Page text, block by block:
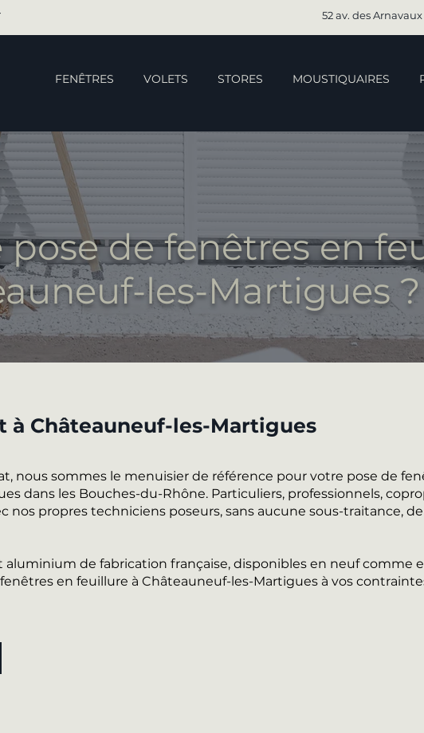
52 av. des Arnavaux
FENÊTRES VOLETS STORES MOUSTIQUAIRES
de fenêtres en
les-Martigues ?
à Châteauneuf-les-Martigues
nous sommes le menuisier de référence pour votre pose de
dans les Bouches-du-Rhône. Particuliers, professionnels,
nos propres techniciens poseurs, sans aucune sous-traitance,
aluminium de fabrication française, disponibles en neuf comme
en feuillure à Châteauneuf-les-Martigues à vos